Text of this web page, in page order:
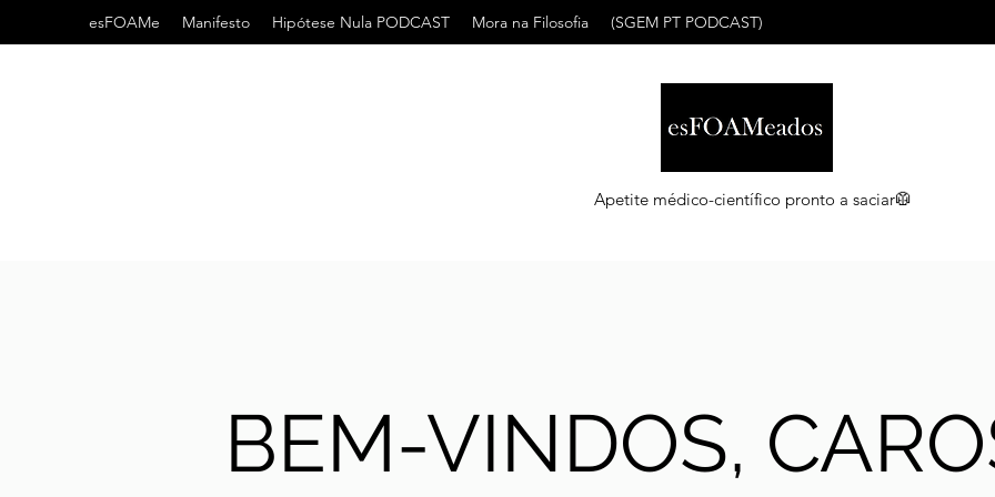
esFOAMe Manifesto Hipótese Nula PODCAST Mora na Filosofia (SGEM PT PODCAST)
Apetite médico-científico pronto a saciar🥼
BEM-VINDOS,